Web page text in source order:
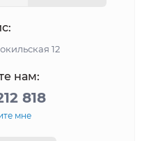
12
нам:
818
мне